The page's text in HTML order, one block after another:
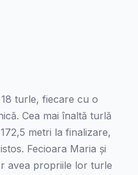
turle, fiecare cu o
Cea mai înaltă turlă
metri la finalizare,
Fecioara Maria și
avea propriile lor turle